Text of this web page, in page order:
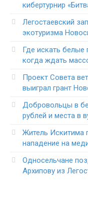
кибертурнир
Легостаевский
экотуризма
Где искать
когда ждать
Проект Совета
выиграл грант
Добровольцы в
рублей и места в
Житель Искитима
нападение на
Односельчане
Архипову из